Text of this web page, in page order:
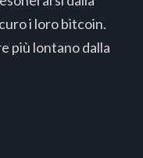
i loro bitcoin.
più lontano dalla